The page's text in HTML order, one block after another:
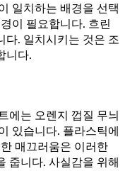
일치하는 배경을 선택
이 필요합니다. 흐린
다. 일치시키는 것은 조
니다.
에는 오렌지 껍질 무늬
있습니다. 플라스틱에
매끄러움은 이러한
줍니다. 사실감을 위해